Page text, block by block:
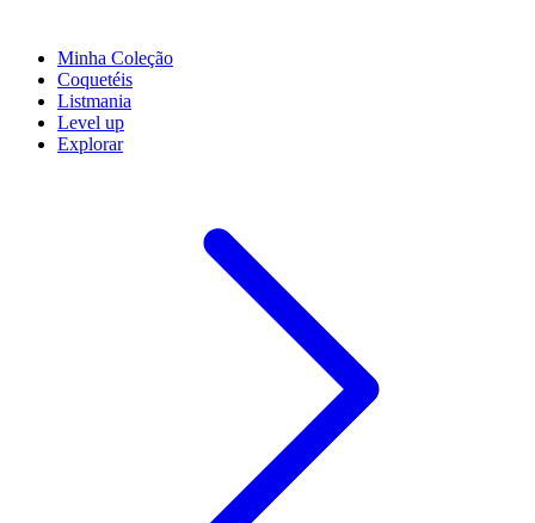
Minha Coleção
Coquetéis
Listmania
Level up
Explorar